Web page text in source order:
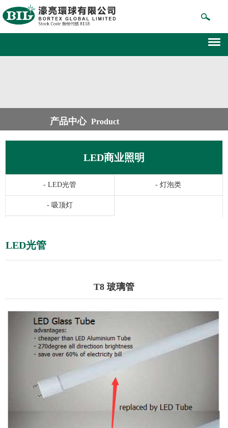
产品中心 Product
LED商业照明
-LED光管 - 灯泡类
-吸顶灯
LED光管
T8 玻璃管